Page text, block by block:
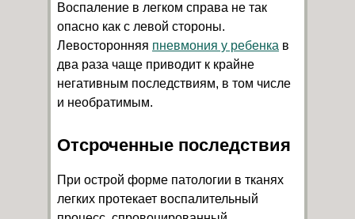
Воспаление в легком справа не так
опасно как с левой стороны.
Левосторонняя пневмония у ребенка в
два раза чаще приводит к крайне
негативным последствиям, в том числе
и необратимым.
Отсроченные последствия
При острой форме патологии в тканях
легких протекает воспалительный